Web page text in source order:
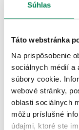
Súhlas
Táto webstránka
Na prispôsobenie
sociálnych médií a
súbory cookie.
webové stránky,
oblasti sociálnych
môžu príslušné
údajmi, ktoré ste
Korda Záťaž Shot
Skladom / u vás už
OD 8.76 €
pôvodneod 10.30 €